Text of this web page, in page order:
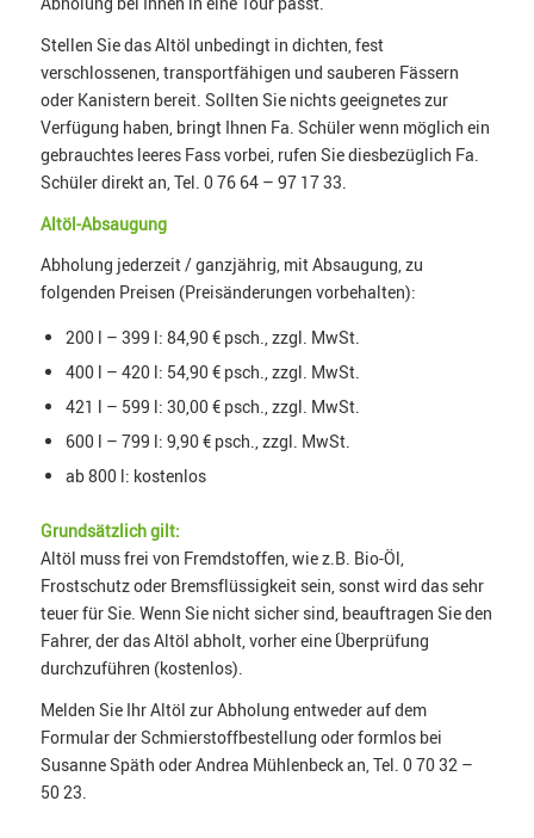
Stellen Sie das Altöl unbedingt in dichten, fest
verschlossenen, transportfähigen und sauberen Fässern
oder Kanistern bereit. Sollten Sie nichts geeignetes zur
Verfügung haben, bringt Ihnen Fa. Schüler wenn möglich ein
gebrauchtes leeres Fass vorbei, rufen Sie diesbezüglich Fa.
Schüler direkt an, Tel. 0 76 64 – 97 17 33.
Altöl-Absaugung
Abholung jederzeit / ganzjährig, mit Absaugung, zu
folgenden Preisen (Preisänderungen vorbehalten):
200 l – 399 l: 84,90 € psch., zzgl. MwSt.
400 l – 420 l: 54,90 € psch., zzgl. MwSt.
421 l – 599 l: 30,00 € psch., zzgl. MwSt.
600 l – 799 l: 9,90 € psch., zzgl. MwSt.
ab 800 l: kostenlos
Grundsätzlich gilt:
Altöl muss frei von Fremdstoffen, wie z.B. Bio-Öl,
Frostschutz oder Bremsflüssigkeit sein, sonst wird das sehr
teuer für Sie. Wenn Sie nicht sicher sind, beauftragen Sie den
Fahrer, der das Altöl abholt, vorher eine Überprüfung
durchzuführen (kostenlos).
Melden Sie Ihr Altöl zur Abholung entweder auf dem
Formular der Schmierstoffbestellung oder formlos bei
Susanne Späth oder Andrea Mühlenbeck an, Tel. 0 70 32 –
50 23.